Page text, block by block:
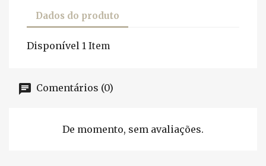
Dados do produto
Disponível 1 Item
Comentários (0)
De momento, sem avaliações.